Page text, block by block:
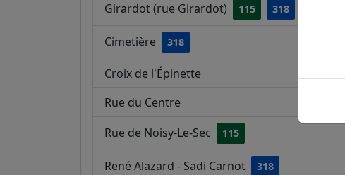
Girardot (rue Girardot) 115 318
Cimetière 318
Croix de l'Épinette
Rue du Centre
Rue de Noisy-Le-Sec 115
René Alazard - Sadi Carnot 318